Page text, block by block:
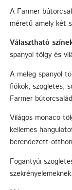
A Farmer
méretű amely két
Választható
spanyol tölgy és
A meleg spanyol
fiókok, szögletes,
Farmer
Világos monaco
kellemes
berendezett
Fogantyúi
szekrényelemeknek.